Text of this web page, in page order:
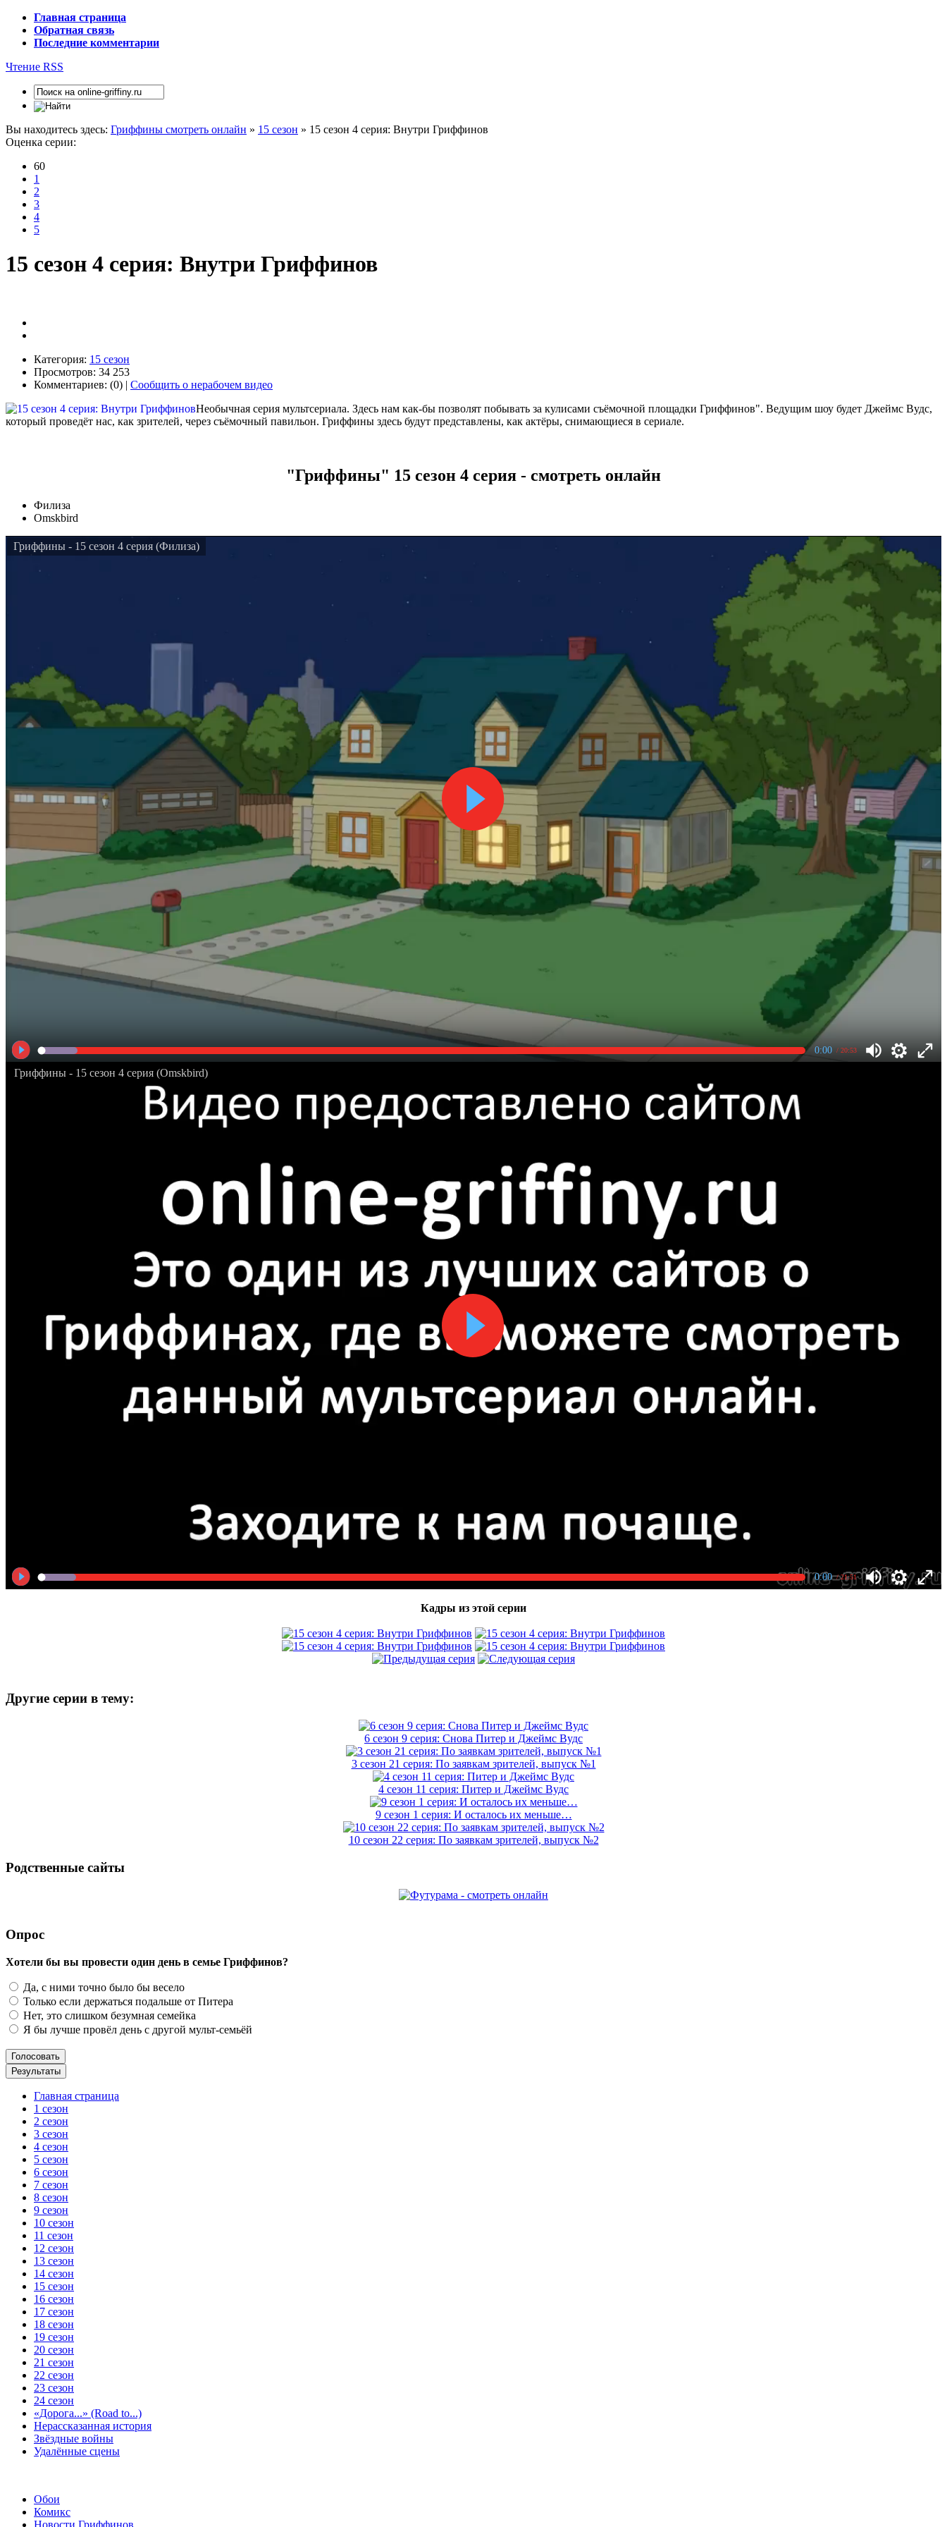
Главная страница
Обратная связь
Последние комментарии
Чтение RSS
Вы находитесь здесь: Гриффины смотреть онлайн » 15 сезон » 15 сезон 4 серия: Внутри Гриффинов
Оценка серии:
60
1
2
3
4
5
15 сезон 4 серия: Внутри Гриффинов
Категория: 15 сезон
Просмотров: 34 253
Комментариев: (0) | Сообщить о нерабочем видео
Необычная серия мультсериала. Здесь нам как-бы позволят побывать за кулисами съёмочной площадки Гриффинов". Ведущим шоу будет Джеймс Вудс,
который проведёт нас, как зрителей, через съёмочный павильон. Гриффины здесь будут представлены, как актёры, снимающиеся в сериале.
"Гриффины" 15 сезон 4 серия - смотреть онлайн
Филиза
Omskbird
Гриффины - 15 сезон 4 серия (Филиза)
0:00 / 20:53
Гриффины - 15 сезон 4 серия (Omskbird)
0:00 / 21:51
Кадры из этой серии
Другие серии в тему:
6 сезон 9 серия: Снова Питер и Джеймс Вудс
3 сезон 21 серия: По заявкам зрителей, выпуск №1
4 сезон 11 серия: Питер и Джеймс Вудс
9 сезон 1 серия: И осталось их меньше…
10 сезон 22 серия: По заявкам зрителей, выпуск №2
Родственные сайты
Опрос
Хотели бы вы провести один день в семье Гриффинов?
Да, с ними точно было бы весело
Только если держаться подальше от Питера
Нет, это слишком безумная семейка
Я бы лучше провёл день с другой мульт-семьёй
Главная страница
1 сезон
2 сезон
3 сезон
4 сезон
5 сезон
6 сезон
7 сезон
8 сезон
9 сезон
10 сезон
11 сезон
12 сезон
13 сезон
14 сезон
15 сезон
16 сезон
17 сезон
18 сезон
19 сезон
20 сезон
21 сезон
22 сезон
23 сезон
24 сезон
«Дорога...» (Road to...)
Нерассказанная история
Звёздные войны
Удалённые сцены
Обои
Комикс
Новости Гриффинов